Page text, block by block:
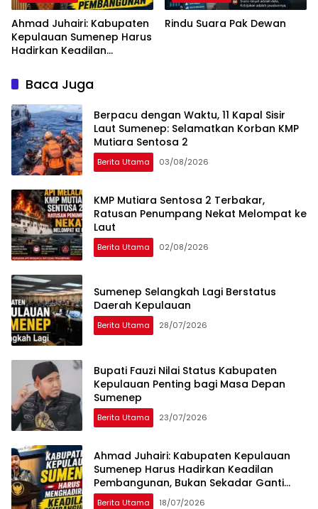
Ahmad Juhairi: Kabupaten
Kepulauan Sumenep Harus
Hadirkan Keadilan
Sekadar Ganti Nama
Rindu Suara Pak Dewan
Baca Juga
Berpacu dengan Waktu, 11 Kapal Sisir
Laut Sumenep: Selamatkan Korban KMP
Mutiara Sentosa 2
Berita Utama 03/08/2026
KMP Mutiara Sentosa 2 Terbakar,
Ratusan Penumpang Nekat Melompat ke
Laut
Berita Utama 02/08/2026
Sumenep Selangkah Lagi Berstatus
Daerah Kepulauan
Berita Utama 28/07/2026
Bupati Fauzi Nilai Status Kabupaten
Kepulauan Penting bagi Masa Depan
Sumenep
Berita Utama 23/07/2026
Ahmad Juhairi: Kabupaten Kepulauan
Sumenep Harus Hadirkan Keadilan
Pembangunan, Bukan Sekadar Ganti
Nama
Berita Utama 18/07/2026